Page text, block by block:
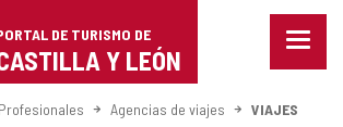
DE TURISMO DE
Y LEÓN
Menu
Agencias de viajes
VIAJES